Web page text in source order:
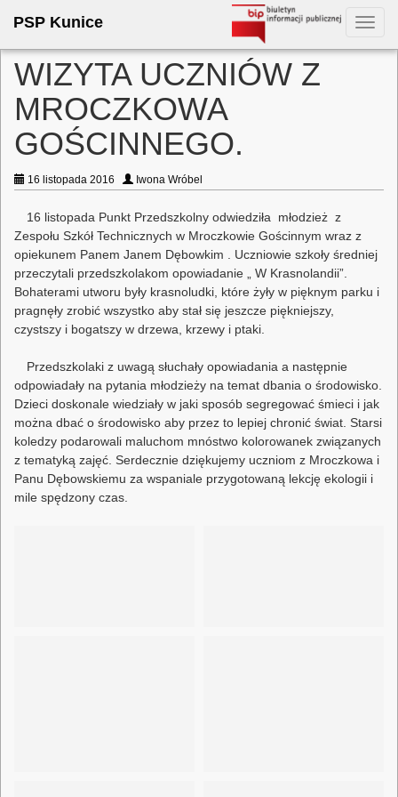
PSP Kunice
WIZYTA UCZNIÓW Z
MROCZKOWA
GOŚCINNEGO.
16 listopada 2016 Iwona Wróbel
16 listopada Punkt Przedszkolny odwiedziła młodzież z
Zespołu Szkół Technicznych w Mroczkowie Gościnnym wraz z
opiekunem Panem Janem Dębowkim . Uczniowie szkoły średniej
przeczytali przedszkolakom opowiadanie „ W Krasnolandii”.
Bohaterami utworu były krasnoludki, które żyły w pięknym parku i
pragnęły zrobić wszystko aby stał się jeszcze piękniejszy,
czystszy i bogatszy w drzewa, krzewy i ptaki.
Przedszkolaki z uwagą słuchały opowiadania a następnie
odpowiadały na pytania młodzieży na temat dbania o środowisko.
Dzieci doskonale wiedziały w jaki sposób segregować śmieci i jak
można dbać o środowisko aby przez to lepiej chronić świat. Starsi
koledzy podarowali maluchom mnóstwo kolorowanek związanych
z tematyką zajęć. Serdecznie dziękujemy uczniom z Mroczkowa i
Panu Dębowskiemu za wspaniale przygotowaną lekcję ekologii i
mile spędzony czas.